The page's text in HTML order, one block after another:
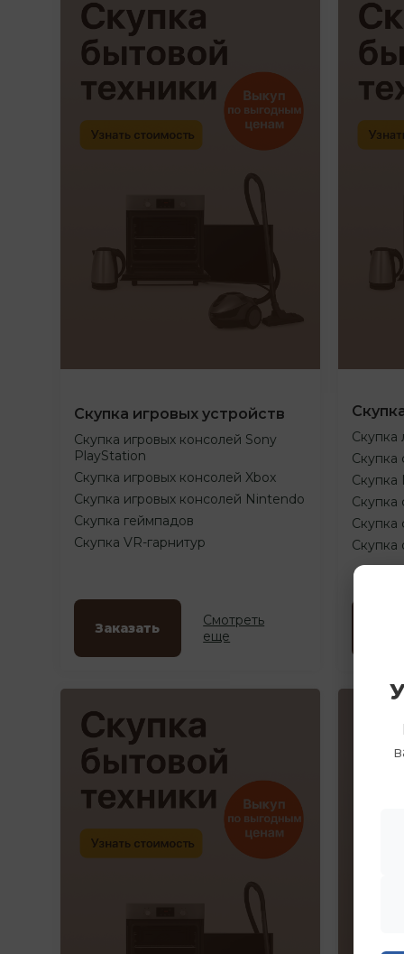
Скупка игровых устройств
Скупка игровых консолей Sony
PlayStation
Скупка игровых консолей Xbox
Скупка игровых консолей Nintendo
Скупка геймпадов
Скупка VR-гарнитур
Заказать
Смотреть
еще
Скупка
Скупка
Скупка
Скупка
Скупка